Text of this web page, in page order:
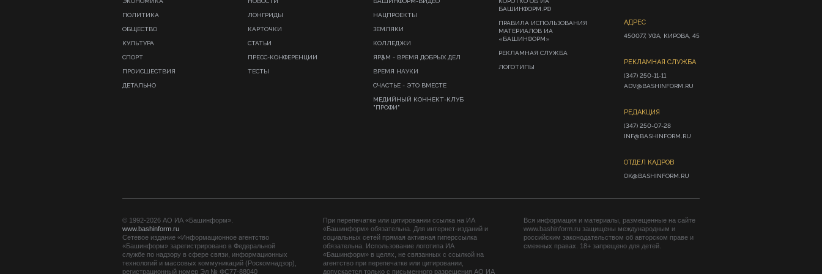
ПОЛИТИКА
ОБЩЕСТВО
КУЛЬТУРА
СПОРТ
ПРОИСШЕСТВИЯ
ДЕТАЛЬНО
ЛОНГРИДЫ
КАРТОЧКИ
СТАТЬИ
ПРЕСС-КОНФЕРЕНЦИИ
ТЕСТЫ
НАЦПРОЕКТЫ
ЗЕМЛЯКИ
КОЛЛЕДЖИ
ЯРҘАМ - ВРЕМЯ ДОБРЫХ ДЕЛ
ВРЕМЯ НАУКИ
СЧАСТЬЕ - ЭТО ВМЕСТЕ
МЕДИЙНЫЙ КОННЕКТ-КЛУБ
"ПРОФИ"
БАШИНФОРМ.РФ
ПРАВИЛА ИСПОЛЬЗОВАНИЯ
МАТЕРИАЛОВ ИА
«БАШИНФОРМ»
РЕКЛАМНАЯ СЛУЖБА
ЛОГОТИПЫ
АДРЕС
450077, УФА, КИРОВА, 45
РЕКЛАМНАЯ СЛУЖБА
(347) 250-11-11
ADV@BASHINFORM.RU
РЕДАКЦИЯ
(347) 250-07-28
INF@BASHINFORM.RU
ОТДЕЛ КАДРОВ
OK@BASHINFORM.RU
© 1992-2026 АО ИА «Башинформ».
www.bashinform.ru
Сетевое издание «Информационное агентство
«Башинформ» зарегистрировано в Федеральной
службе по надзору в сфере связи, информационных
технологий и массовых коммуникаций (Роскомнадзор),
регистрационный номер Эл № ФС77-88040
При перепечатке или цитировании ссылка на ИА
«Башинформ» обязательна. Для интернет-изданий и
социальных сетей прямая активная гиперссылка
обязательна. Использование логотипа ИА
«Башинформ» в целях, не связанных с ссылкой на
агентство при перепечатке или цитировании,
допускается только с письменного разрешения АО ИА
Вся информация и материалы, размещенные на сайте
www.bashinform.ru защищены международным и
российским законодательством об авторском праве и
смежных правах. 18+ запрещено для детей.